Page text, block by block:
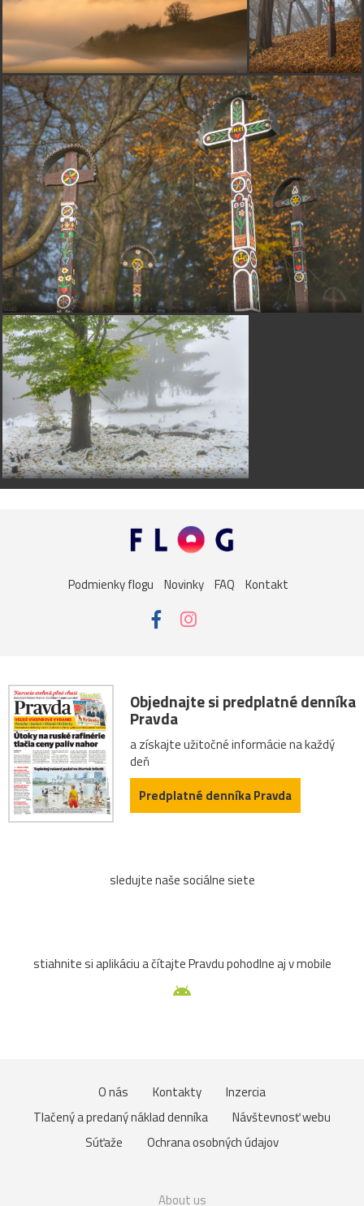
Podmienky flogu Novinky FAQ Kontakt
Objednajte si predplatné denníka
Pravda
a získajte užitočné informácie na každý
deň
Predplatné denníka Pravda
sledujte naše sociálne siete
stiahnite si aplikáciu a čítajte Pravdu pohodlne aj v mobile
O nás Kontakty
Inzercia
Tlačený a predaný náklad denníka
Návštevnosť webu
Súťaže
Ochrana osobných údajov
About us